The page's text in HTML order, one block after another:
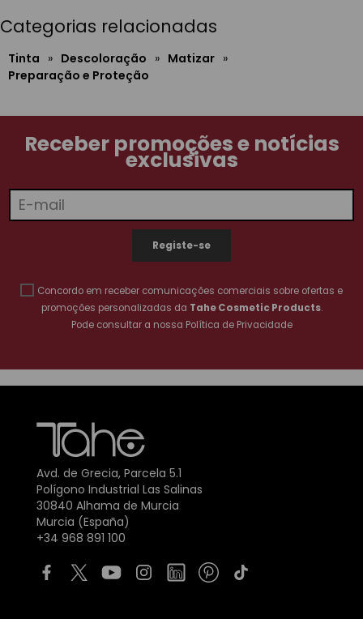
Categorias relacionadas
Tinta » Descoloração » Matizar »
Preparação e Proteção
Receber promoções e notícias
exclusivas
Concordo em receber comunicações comerciais sobre ofertas e
promoções personalizadas da Tahe Cosmetic Products.
Pode consultar a nossa Política de Privacidade
Avd. de Grecia, Parcela 5.1
Polígono Industrial Las Salinas
30840 Alhama de Murcia
Murcia (España)
+34 968 891 100